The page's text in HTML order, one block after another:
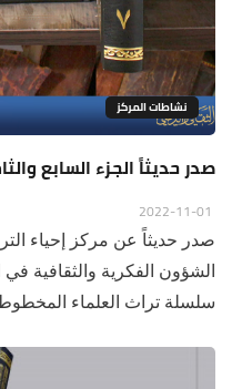
نشاطات المركز
صدر حديثاً الجزء السابع
صدر حديثاً عن مركز إحياء
الشؤون الفكرية والثقافية
سلسلة تراث العلماء